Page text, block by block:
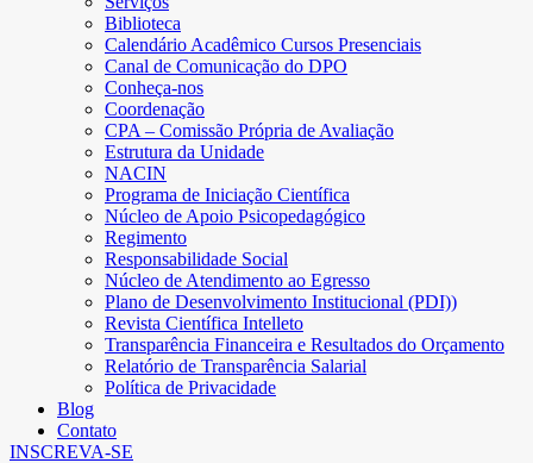
Biblioteca
Calendário Acadêmico Cursos Presenciais
Canal de Comunicação do DPO
Conheça-nos
Coordenação
CPA – Comissão Própria de Avaliação
Estrutura da Unidade
NACIN
Programa de Iniciação Científica
Núcleo de Apoio Psicopedagógico
Regimento
Responsabilidade Social
Núcleo de Atendimento ao Egresso
Plano de Desenvolvimento Institucional (PDI))
Revista Científica Intelleto
Transparência Financeira e Resultados do Orçamento
Relatório de Transparência Salarial
Política de Privacidade
Blog
Contato
INSCREVA-SE